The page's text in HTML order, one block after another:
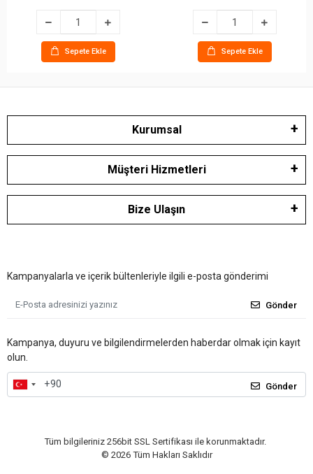
Sepete Ekle Sepete Ekle
Kurumsal
Müşteri Hizmetleri
Bize Ulaşın
Kampanyalarla ve içerik bültenleriyle ilgili e-posta gönderimi
Gönder
Kampanya, duyuru ve bilgilendirmelerden haberdar olmak için kayıt
olun.
Gönder
Tüm bilgileriniz 256bit SSL Sertifikası ile korunmaktadır.
© 2026 Tüm Hakları Saklıdır